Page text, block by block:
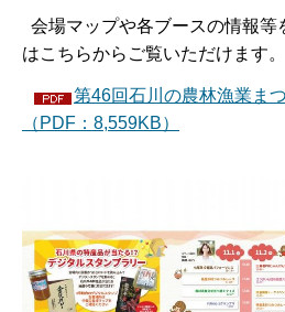
会場マップや各ブースの情報等
はこちらからご覧いただけます。
第46回石川の農林漁業ま
（PDF：8,559KB）